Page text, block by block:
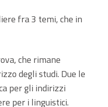
fra 3 temi, che in
che rimane
degli studi. Due le
per gli indirizzi
per i linguistici.